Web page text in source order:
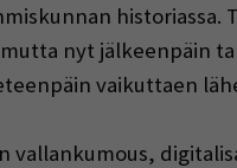
nyt jälkeenpäin
vaikuttaen
vallankumous,